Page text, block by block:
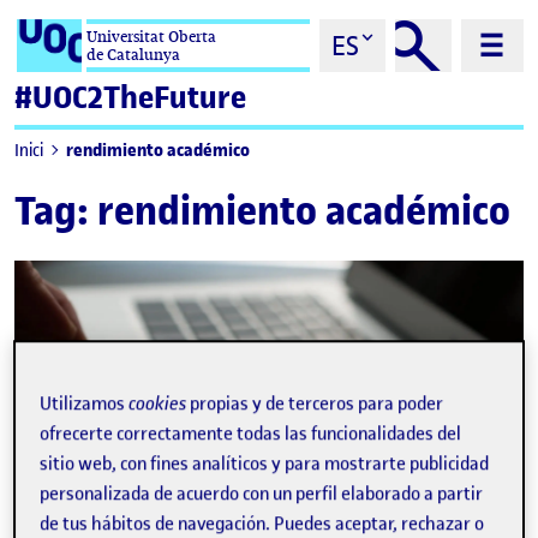
Saltar al contenidoUniversitat Oberta
de Catalunya
ES
#UOC2TheFuture
Inici rendimiento académico
Tag: rendimiento académico
Utilizamoscookies propias y de terceros para poder
ofrecerte correctamente todas las funcionalidades del
sitio web, con fines analíticos y para mostrarte publicidad
personalizada de acuerdo con un perfil elaborado a partir
de tus hábitos de navegación. Puedes aceptar, rechazar o